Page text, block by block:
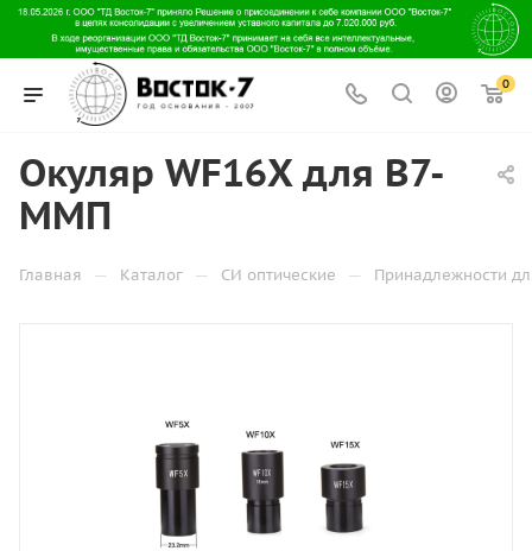
0
Окуляр WF16X для В7-
ММП
Главная — Каталог — СИ оптические — Принадлежности